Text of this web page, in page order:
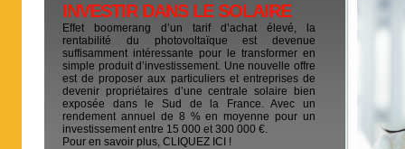
INVESTIR DANS LE SOLAIRE
Effet boomerang d’un tarif d’achat élevé, la
rentabilité du photovoltaïque est devenue
suffisamment intéressante pour le transformer en
simple produit d’investissement. Une nouvelle offre
est de proposer aux particuliers et entreprises de
devenir propriétaires d’une centrale solaire bien
exposée dans le Sud de la France. Avec un
rendement annuel de 8 % en moyenne pour un
investissement entre 15 000 et 300 000 €.
Pour en savoir plus, CLIQUEZ ICI !